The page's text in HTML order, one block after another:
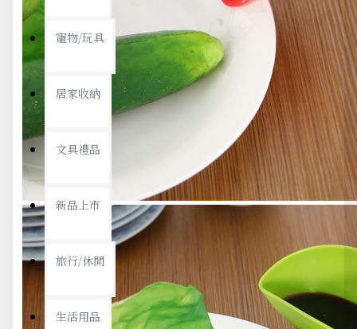
寵物/玩具
居家收納
文具禮品
新品上市
旅行/休閒
生活用品